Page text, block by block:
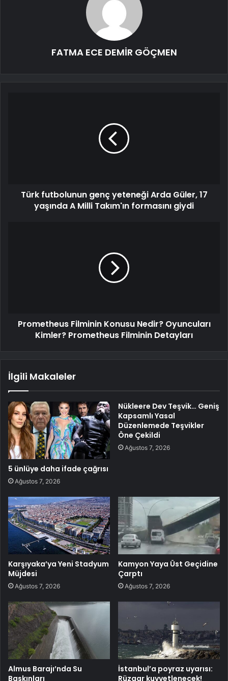
FATMA ECE DEMİR GÖÇMEN
Türk futbolunun genç yeteneği Arda Güler, 17
yaşında A Milli Takım'ın formasını giydi
Prometheus Filminin Konusu Nedir? Oyuncuları
Kimler? Prometheus Filminin Detayları
İlgili Makaleler
5 ünlüye daha ifade çağrısı
Ağustos 7, 2026
Nükleere Dev Teşvik… Geniş
Kapsamlı Yasal
Düzenlemede Teşvikler
Öne Çekildi
Ağustos 7, 2026
Karşıyaka’ya Yeni Stadyum
Müjdesi
Ağustos 7, 2026
Kamyon Yaya Üst Geçidine
Çarptı
Ağustos 7, 2026
Almus Barajı’nda Su
Baskınları
İstanbul’a poyraz uyarısı:
Rüzgar kuvvetlenecek!